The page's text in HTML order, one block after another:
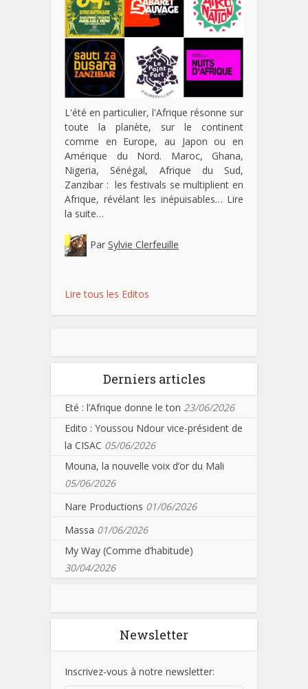
L'été en particulier, l'Afrique résonne sur
toute la planète, sur le continent
comme en Europe, au Japon ou en
Amérique du Nord. Maroc, Ghana,
Nigeria, Sénégal, Afrique du Sud,
Zanzibar : les festivals se multiplient en
Afrique, révélant les inépuisables… Lire
la suite…
Par Sylvie Clerfeuille
Lire tous les Editos
Derniers articles
Eté : l’Afrique donne le ton 23/06/2026
Edito : Youssou Ndour vice-président de
la CISAC 05/06/2026
Mouna, la nouvelle voix d’or du Mali
05/06/2026
Nare Productions 01/06/2026
Massa 01/06/2026
My Way (Comme d’habitude)
30/04/2026
Newsletter
Inscrivez-vous à notre newsletter: